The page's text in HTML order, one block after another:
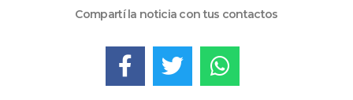
Compartí la noticia con tus contactos